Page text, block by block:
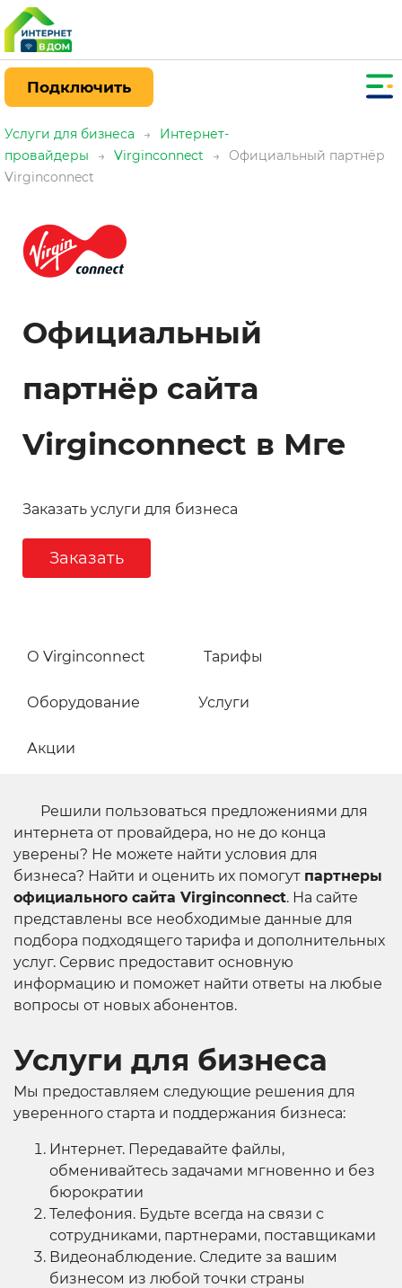
Подключить
Услуги для бизнеса →
Интернет-
провайдеры
→ Virginconnect →
Официальный партнёр
Virginconnect
Официальный
партнёр сайта
Virginconnect в Мге
Заказать услуги для бизнеса
Заказать
О Virginconnect Тарифы
Оборудование Услуги
Акции
Решили пользоваться предложениями для
интернета от провайдера, но не до конца
уверены? Не можете найти условия для
бизнеса? Найти и оценить их помогут партнеры
официального сайта Virginconnect. На сайте
представлены все необходимые данные для
подбора подходящего тарифа и дополнительных
услуг. Сервис предоставит основную
информацию и поможет найти ответы на любые
вопросы от новых абонентов.
Услуги для бизнеса
Мы предоставляем следующие решения для
уверенного старта и поддержания бизнеса:
Интернет. Передавайте файлы,
обменивайтесь задачами мгновенно и без
бюрократии
Телефония. Будьте всегда на связи с
сотрудниками, партнерами, поставщиками
Видеонаблюдение. Следите за вашим
бизнесом из любой точки страны